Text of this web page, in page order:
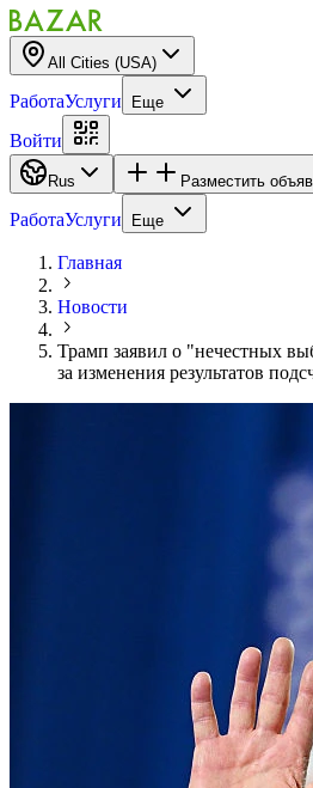
All Cities (USA)
РаботаУслуги Еще
Войти
Rus Разместить
РаботаУслуги Еще
Главная
Новости
Трамп заявил о "нечестных
за изменения результатов